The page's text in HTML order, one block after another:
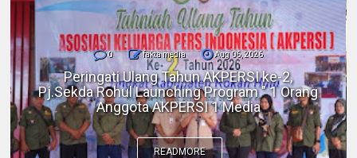
0 fakta media Aug 06, 2026
Polres Inhil bersama Pemkab Inhil dan
BKSDA Riau Perkuat Sinergi Tangani
Gangguan Kera Liar di Tembilahan
READMORE